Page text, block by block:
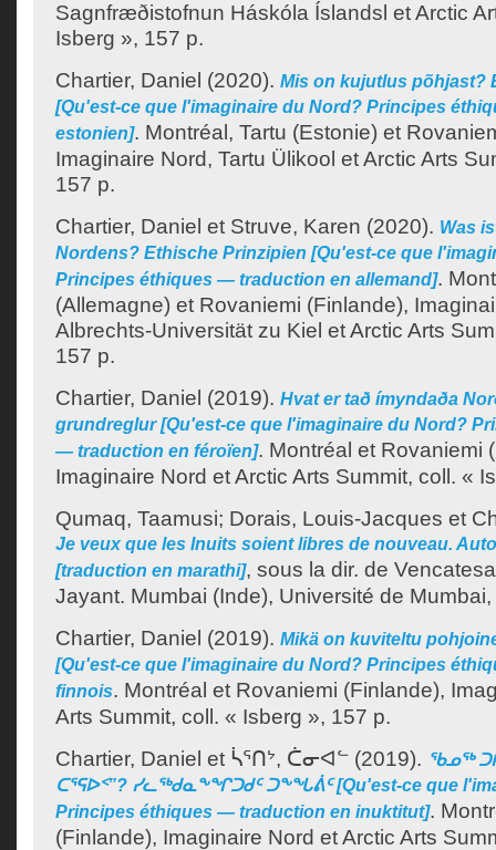
Sagnfræðistofnun Háskóla Íslandsl et Arctic
Isberg », 157 p.
Chartier, Daniel (2020). Mis on kujutlus põhjast?
[Qu'est-ce que l'imaginaire du Nord? Principes
estonien]. Montréal, Tartu (Estonie) et
Imaginaire Nord, Tartu Ülikool et Arctic Arts
157 p.
Chartier, Daniel et Struve, Karen (2020). Was
Nordens? Ethische Prinzipien [Qu'est-ce que
Principes éthiques — traduction en allemand].
(Allemagne) et Rovaniemi (Finlande),
Albrechts-Universität zu Kiel et Arctic Arts
157 p.
Chartier, Daniel (2019). Hvat er tað ímyndaða
grundreglur [Qu'est-ce que l'imaginaire du Nord?
— traduction en féroïen]. Montréal et Rovaniemi
Imaginaire Nord et Arctic Arts Summit, coll. «
Qumaq, Taamusi; Dorais, Louis-Jacques et
Je veux que les Inuits soient libres de nouveau.
[traduction en marathi], sous la dir. de
Jayant. Mumbai (Inde), Université de
Chartier, Daniel (2019). Mikä on kuviteltu
[Qu'est-ce que l'imaginaire du Nord? Principes
finnois. Montréal et Rovaniemi (Finlande),
Arts Summit, coll. « Isberg », 157 p.
Chartier, Daniel et ᓵᕐᑎᔾ, ᑖᓂᐊᓪ (2019). ᖃᓄᖅ
ᑕᕐᕋᐅᑉ”? ᓯᓚᖅᑯᓇᖕᖏᑐᑯᑦ ᑐᖕᖓᕖᑦ [Qu'est-ce que
Principes éthiques — traduction en inuktitut].
(Finlande), Imaginaire Nord et Arctic Arts